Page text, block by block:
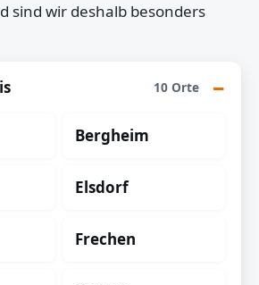
sind wir deshalb besonders
10 Orte
Bergheim
Elsdorf
Frechen